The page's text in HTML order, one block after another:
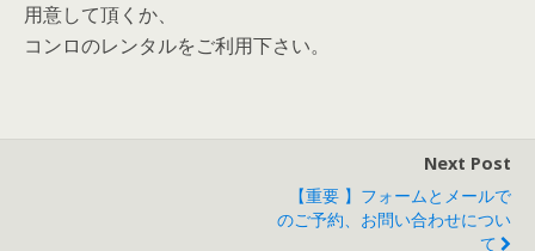
用意して頂くか、
コンロのレンタルをご利用下さい。
Next Post
【重要 】フォームとメールで
のご予約、お問い合わせについ
て